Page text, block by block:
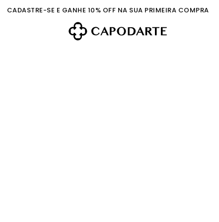
CADASTRE-SE E GANHE 10% OFF NA SUA PRIMEIRA COMPRA